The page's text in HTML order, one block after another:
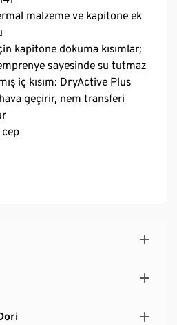
malzeme ve kapitone ek
kapitone dokuma kısımlar;
sayesinde su tutmaz
iç kısım: DryActive Plus
geçirir, nem transferi
etek ucu